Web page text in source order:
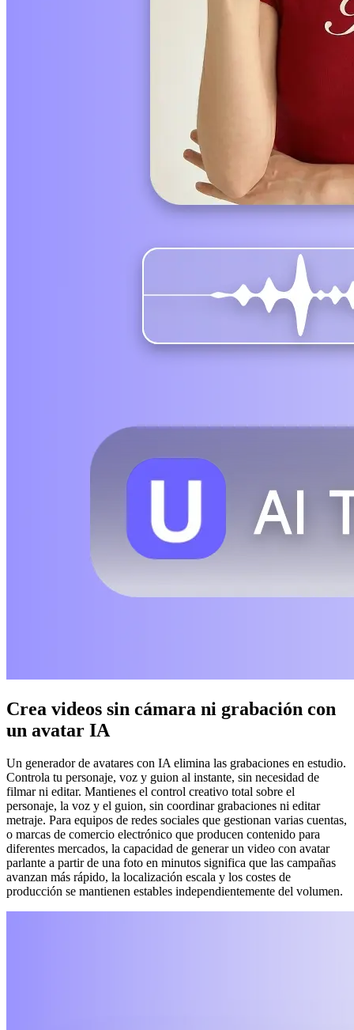
Crea videos sin cámara ni grabación con
un avatar IA
Un generador de avatares con IA elimina las grabaciones en estudio.
Controla tu personaje, voz y guion al instante, sin necesidad de
filmar ni editar. Mantienes el control creativo total sobre el
personaje, la voz y el guion, sin coordinar grabaciones ni editar
metraje. Para equipos de redes sociales que gestionan varias cuentas,
o marcas de comercio electrónico que producen contenido para
diferentes mercados, la capacidad de generar un video con avatar
parlante a partir de una foto en minutos significa que las campañas
avanzan más rápido, la localización escala y los costes de
producción se mantienen estables independientemente del volumen.